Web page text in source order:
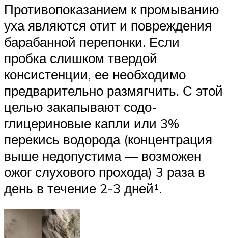
Противопоказанием к промыванию
уха являются отит и повреждения
барабанной перепонки. Если
пробка слишком твердой
консистенции, ее необходимо
предварительно размягчить. С этой
целью закапывают содо-
глицериновые капли или 3%
перекись водорода (концентрация
выше недопустима — возможен
ожог слухового прохода) 3 раза в
день в течение 2-3 дней¹.